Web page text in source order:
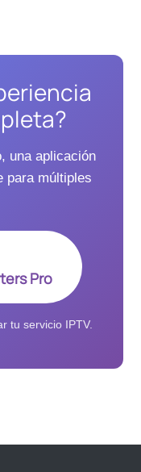
una aplicación
para múltiples
Pro
tu servicio IPTV.